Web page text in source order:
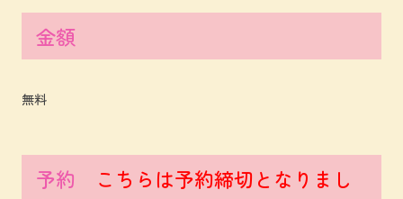
金額
無料
予約
こちらは予約締切となりまし